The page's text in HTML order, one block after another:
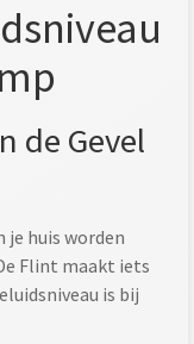
de Gevel
je huis worden
Flint maakt iets
is bij